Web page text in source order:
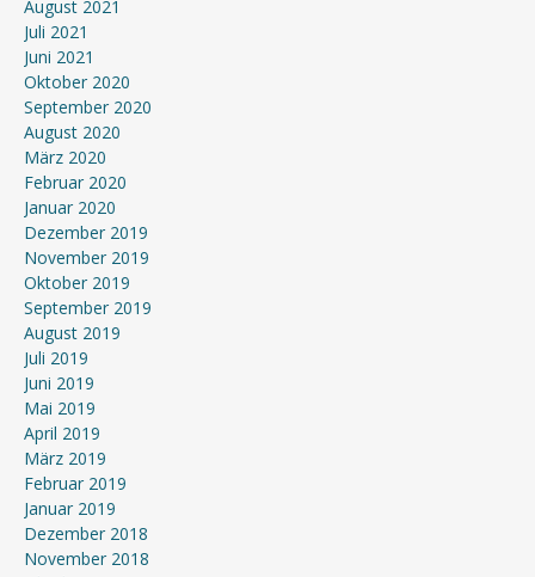
August 2021
Juli 2021
Juni 2021
Oktober 2020
September 2020
August 2020
März 2020
Februar 2020
Januar 2020
Dezember 2019
November 2019
Oktober 2019
September 2019
August 2019
Juli 2019
Juni 2019
Mai 2019
April 2019
März 2019
Februar 2019
Januar 2019
Dezember 2018
November 2018